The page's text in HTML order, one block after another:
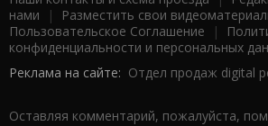
нами | Разместить свои
Пользовательское Соглашение |
конфиденциальности и персональных
Реклама на сайте: Отдел продаж digital
Оставляя комментарий, пожалуйста,